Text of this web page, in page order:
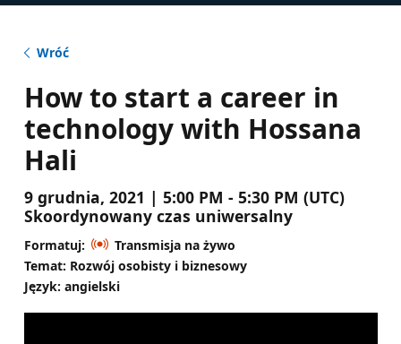
Wróć
How to start a career in
technology with Hossana
Hali
9 grudnia, 2021 | 5:00 PM - 5:30 PM (UTC)
Skoordynowany czas uniwersalny
Formatuj:
Transmisja na żywo
Temat: Rozwój osobisty i biznesowy
Język: angielski